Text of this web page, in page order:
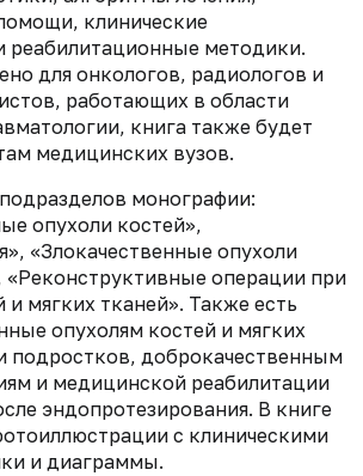
клинические
реабилитационные методики.
для онкологов, радиологов и
работающих в области
книга также будет
медицинских вузов.
монографии:
опухоли костей»,
«Злокачественные опухоли
«Реконструктивные операции при
и мягких тканей». Также есть
опухолям костей и мягких
подростков, доброкачественным
и медицинской реабилитации
эндопротезирования. В книге
с клиническими
и диаграммы.